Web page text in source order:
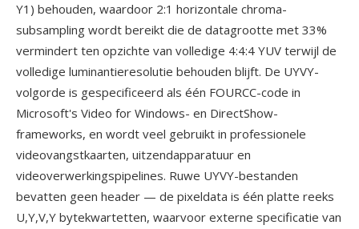
Y1) behouden, waardoor 2:1 horizontale chroma-
subsampling wordt bereikt die de datagrootte met 33%
vermindert ten opzichte van volledige 4:4:4 YUV terwijl de
volledige luminantieresolutie behouden blijft. De UYVY-
volgorde is gespecificeerd als één FOURCC-code in
Microsoft's Video for Windows- en DirectShow-
frameworks, en wordt veel gebruikt in professionele
videovangstkaarten, uitzendapparatuur en
videoverwerkingspipelines. Ruwe UYVY-bestanden
bevatten geen header — de pixeldata is één platte reeks
U,Y,V,Y bytekwartetten, waarvoor externe specificatie van